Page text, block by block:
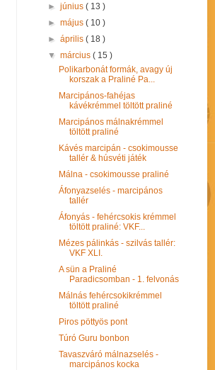
►június( 13 )
►május( 10 )
►április( 18 )
▼március( 15 )
Polikarbonát formák, avagy új
korszak a Praliné Pa...
Marcipános-fahéjas
kávékrémmel töltött praliné
Marcipános málnakrémmel
töltött praliné
Kávés marcipán - csokimousse
tallér & húsvéti játék
Málna - csokimousse praliné
Áfonyazselés - marcipános
tallér
Áfonyás - fehércsokis krémmel
töltött praliné: VKF...
Mézes pálinkás - szilvás tallér:
VKF XLI.
A sün a Praliné
Paradicsomban - 1. felvonás
Málnás fehércsokikrémmel
töltött praliné
Piros pöttyös pont
Túró Guru bonbon
Tavaszváró málnazselés -
marcipános kocka